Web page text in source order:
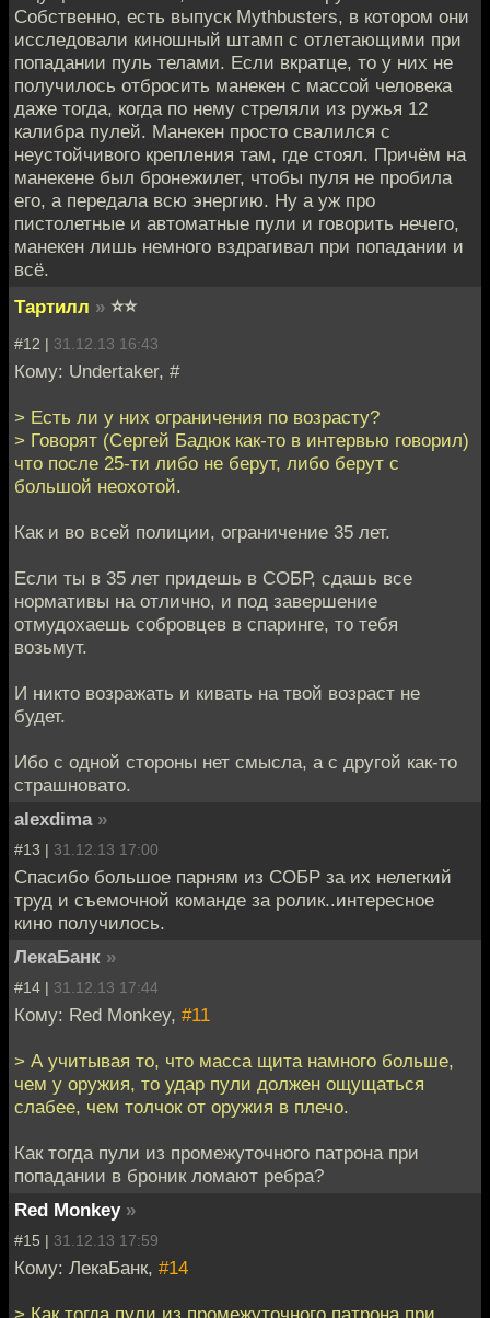
Собственно, есть выпуск Mythbusters, в котором они
исследовали киношный штамп с отлетающими при
попадании пуль телами. Если вкратце, то у них не
получилось отбросить манекен с массой человека
даже тогда, когда по нему стреляли из ружья 12
калибра пулей. Манекен просто свалился с
неустойчивого крепления там, где стоял. Причём на
манекене был бронежилет, чтобы пуля не пробила
его, а передала всю энергию. Ну а уж про
пистолетные и автоматные пули и говорить нечего,
манекен лишь немного вздрагивал при попадании и
всё.
Тартилл » ⭐⭐
#12 | 31.12.13 16:43
Кому: Undertaker, #
> Есть ли у них ограничения по возрасту?
> Говорят (Сергей Бадюк как-то в интервью говорил)
что после 25-ти либо не берут, либо берут с
большой неохотой.
Как и во всей полиции, ограничение 35 лет.
Если ты в 35 лет придешь в СОБР, сдашь все
нормативы на отлично, и под завершение
отмудохаешь собровцев в спаринге, то тебя
возьмут.
И никто возражать и кивать на твой возраст не
будет.
Ибо с одной стороны нет смысла, а с другой как-то
страшновато.
alexdima »
#13 | 31.12.13 17:00
Спасибо большое парням из СОБР за их нелегкий
труд и съемочной команде за ролик..интересное
кино получилось.
ЛекаБанк »
#14 | 31.12.13 17:44
Кому: Red Monkey, #11
> А учитывая то, что масса щита намного больше,
чем у оружия, то удар пули должен ощущаться
слабее, чем толчок от оружия в плечо.
Как тогда пули из промежуточного патрона при
попадании в броник ломают ребра?
Red Monkey »
#15 | 31.12.13 17:59
Кому: ЛекаБанк, #14